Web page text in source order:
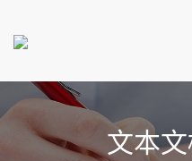
文本